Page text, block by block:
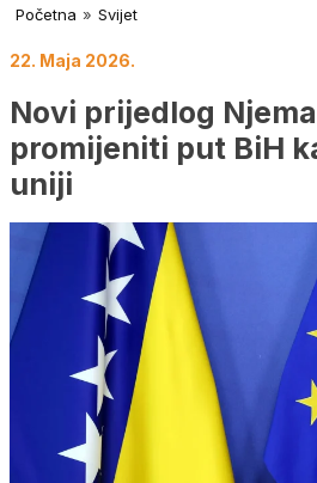
Početna » Svijet
22. Maja 2026.
Novi prijedlog
promijeniti put BiH
uniji